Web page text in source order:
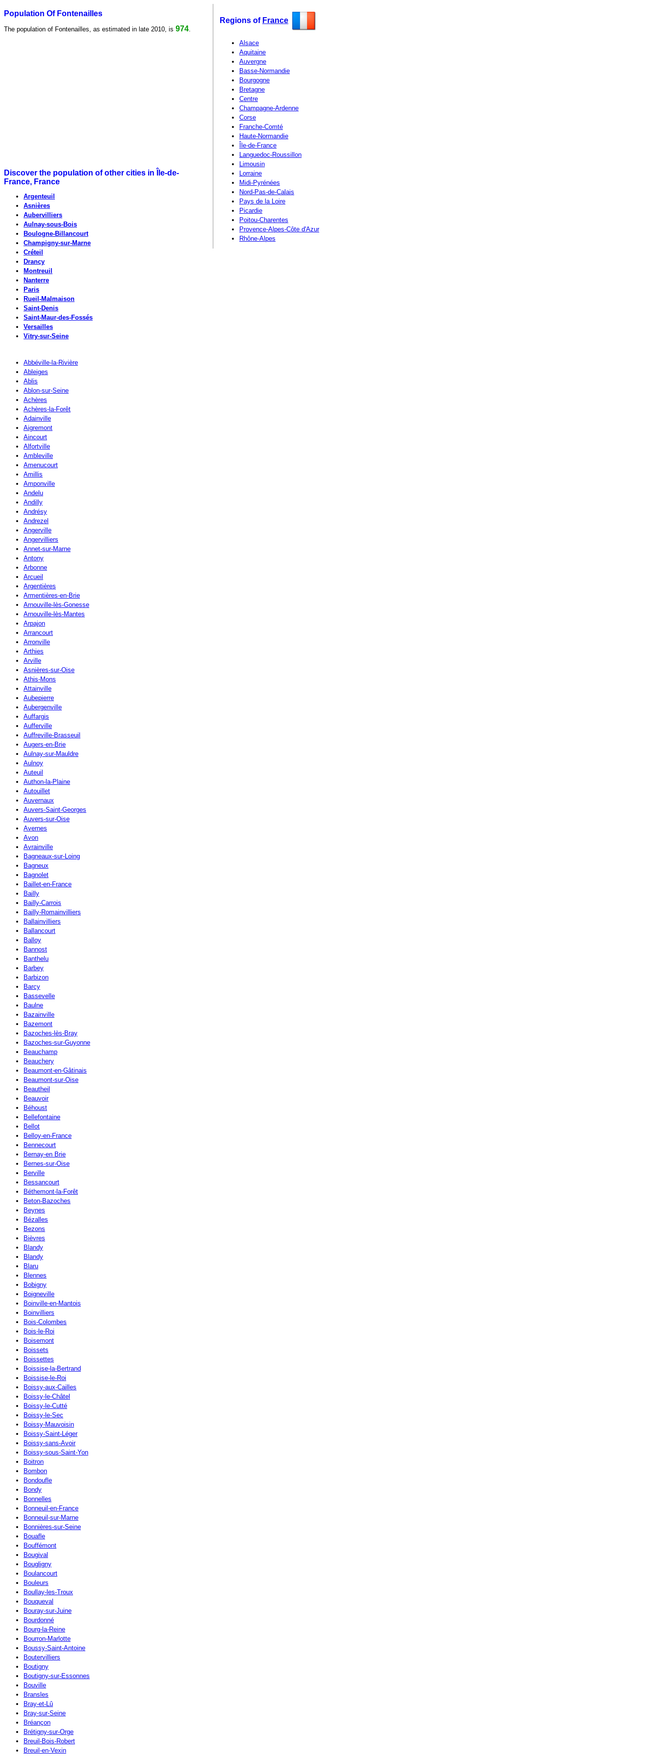
Population Of Fontenailles
The population of Fontenailles, as estimated in late 2010, is 974
Discover the population of other cities in Île-de-
France, France
Argenteuil
Asnières
Aubervilliers
Aulnay-sous-Bois
Boulogne-Billancourt
Champigny-sur-Marne
Créteil
Drancy
Montreuil
Nanterre
Paris
Rueil-Malmaison
Saint-Denis
Saint-Maur-des-Fossés
Versailles
Vitry-sur-Seine
Abbéville-la-Rivière
Ableiges
Ablis
Ablon-sur-Seine
Achères
Achères-la-Forêt
Adainville
Aigremont
Aincourt
Alfortville
Ambleville
Amenucourt
Amillis
Amponville
Andelu
Andilly
Andrésy
Andrezel
Angerville
Angervilliers
Annet-sur-Marne
Antony
Arbonne
Arcueil
Argentières
Armentières-en-Brie
Arnouville-lès-Gonesse
Arnouville-lès-Mantes
Arpajon
Arrancourt
Arronville
Arthies
Arville
Asnières-sur-Oise
Athis-Mons
Attainville
Aubepierre
Aubergenville
Auffargis
Aufferville
Auffreville-Brasseuil
Augers-en-Brie
Aulnay-sur-Mauldre
Aulnoy
Auteuil
Authon-la-Plaine
Autouillet
Auvernaux
Auvers-Saint-Georges
Auvers-sur-Oise
Avernes
Avon
Avrainville
Bagneaux-sur-Loing
Bagneux
Bagnolet
Baillet-en-France
Bailly
Bailly-Carrois
Bailly-Romainvilliers
Ballainvilliers
Ballancourt
Balloy
Bannost
Banthelu
Barbey
Barbizon
Barcy
Bassevelle
Baulne
Bazainville
Bazemont
Bazoches-lès-Bray
Bazoches-sur-Guyonne
Beauchamp
Beauchery
Beaumont-en-Gâtinais
Beaumont-sur-Oise
Beautheil
Beauvoir
Béhoust
Bellefontaine
Bellot
Belloy-en-France
Bennecourt
Bernay-en Brie
Bernes-sur-Oise
Berville
Bessancourt
Béthemont-la-Forêt
Beton-Bazoches
Beynes
Bézalles
Bezons
Bièvres
Blandy
Blandy
Blaru
Blennes
Bobigny
Boigneville
Boinville-en-Mantois
Boinvilliers
Bois-Colombes
Bois-le-Roi
Boisemont
Boissets
Boissettes
Boissise-la-Bertrand
Boissise-le-Roi
Boissy-aux-Cailles
Boissy-le-Châtel
Boissy-le-Cutté
Boissy-le-Sec
Boissy-Mauvoisin
Boissy-Saint-Léger
Boissy-sans-Avoir
Boissy-sous-Saint-Yon
Boitron
Bombon
Bondoufle
Bondy
Bonnelles
Bonneuil-en-France
Bonneuil-sur-Marne
Bonnières-sur-Seine
Bouafle
Bouffémont
Bougival
Bougligny
Boulancourt
Bouleurs
Boullay-les-Troux
Bouqueval
Bouray-sur-Juine
Bourdonné
Bourg-la-Reine
Bourron-Marlotte
Boussy-Saint-Antoine
Boutervilliers
Boutigny
Boutigny-sur-Essonnes
Bouville
Bransles
Bray-et-Lû
Bray-sur-Seine
Bréançon
Brétigny-sur-Orge
Breuil-Bois-Robert
Breuil-en-Vexin
Regions of France
Alsace
Aquitaine
Auvergne
Basse-Normandie
Bourgogne
Bretagne
Centre
Champagne-Ardenne
Corse
Franche-Comté
Haute-Normandie
Île-de-France
Languedoc-Roussillon
Limousin
Lorraine
Midi-Pyrénées
Nord-Pas-de-Calais
Pays de la Loire
Picardie
Poitou-Charentes
Provence-Alpes-Côte d'Azur
Rhône-Alpes